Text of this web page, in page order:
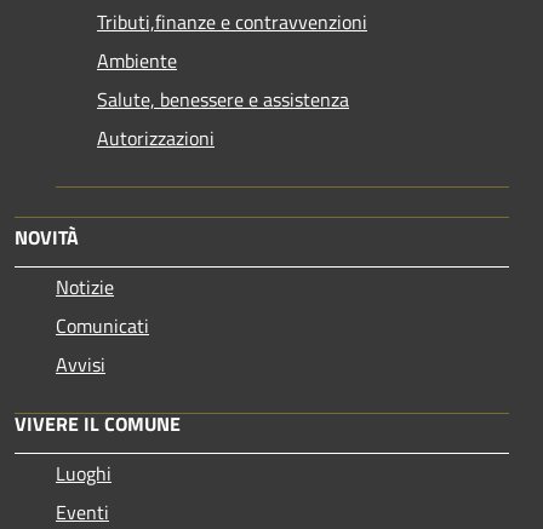
Tributi,finanze e contravvenzioni
Ambiente
Salute, benessere e assistenza
Autorizzazioni
NOVITÀ
Notizie
Comunicati
Avvisi
VIVERE IL COMUNE
Luoghi
Eventi